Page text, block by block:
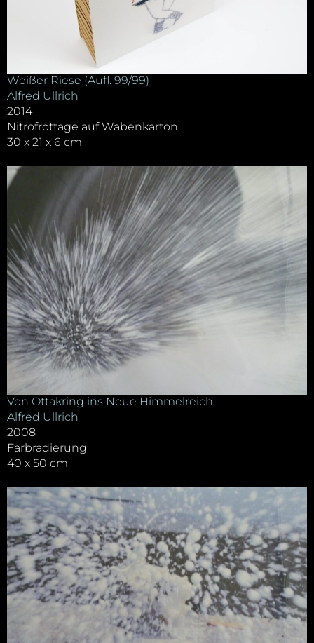
Weißer Riese (Aufl. 99/99)
Alfred Ullrich
2014
Nitrofrottage auf Wabenkarton
30 x 21 x 6 cm
Von Ottakring ins Neue Himmelreich
Alfred Ullrich
2008
Farbradierung
40 x 50 cm